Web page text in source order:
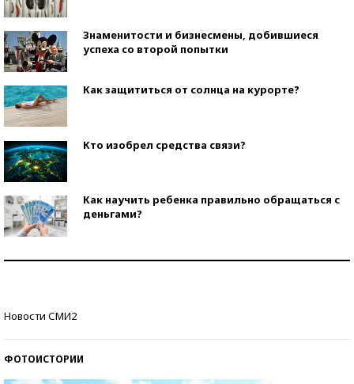
Знаменитости и бизнесмены, добившиеся
успеха со второй попытки
Как защититься от солнца на курорте?
Кто изобрел средства связи?
Как научить ребенка правильно обращаться с
деньгами?
Новости СМИ2
ФОТОИСТОРИИ